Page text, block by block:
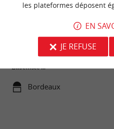
Bordeaux
Bordeaux a été classée, tout
Lune, au patrimoine mondial de
Labellisée ...
Bordeaux
les plateformes déposent
EN
JE REFUSE